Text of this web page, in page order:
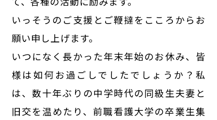
いっそうのご支援とご鞭撻をこころからお
願い申し上げます。
いつになく長かった年末年始のお休み、皆
様は如何お過ごしでしたでしょうか？私
は、数十年ぶりの中学時代の同級生夫妻と
旧交を温めたり、前職看護大学の卒業生集